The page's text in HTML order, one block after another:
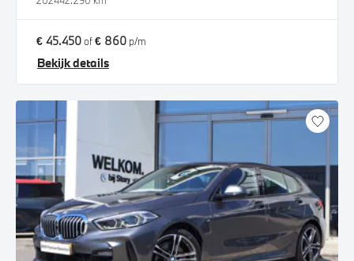
€ 45.450of€ 860 p/m
Bekijk details